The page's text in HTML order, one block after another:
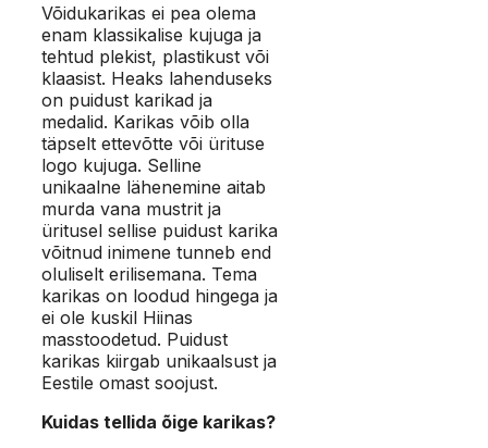
Võidukarikas ei pea olema
enam klassikalise kujuga ja
tehtud plekist, plastikust või
klaasist. Heaks lahenduseks
on puidust karikad ja
medalid. Karikas võib olla
täpselt ettevõtte või ürituse
logo kujuga. Selline
unikaalne lähenemine aitab
murda vana mustrit ja
üritusel sellise puidust karika
võitnud inimene tunneb end
oluliselt erilisemana. Tema
karikas on loodud hingega ja
ei ole kuskil Hiinas
masstoodetud. Puidust
karikas kiirgab unikaalsust ja
Eestile omast soojust.
Kuidas tellida õige karikas?